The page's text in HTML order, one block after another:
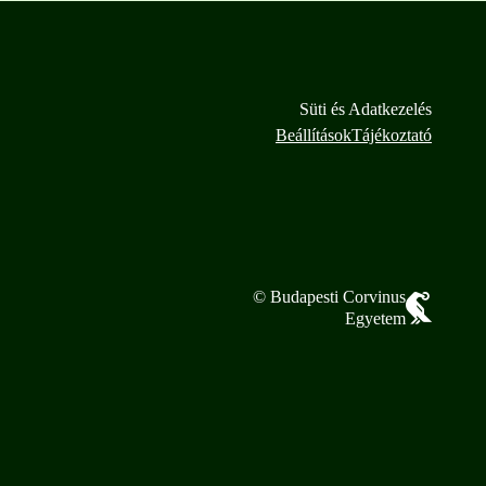
Süti és Adatkezelés
BeállításokTájékoztató
© Budapesti Corvinus
Egyetem